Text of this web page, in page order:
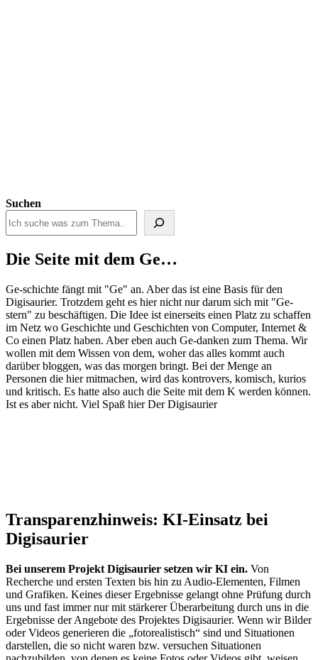
Suchen
Die Seite mit dem Ge…
Ge-schichte fängt mit "Ge" an. Aber das ist eine Basis für den
Digisaurier. Trotzdem geht es hier nicht nur darum sich mit "Ge-
stern" zu beschäftigen. Die Idee ist einerseits einen Platz zu schaffen
im Netz wo Geschichte und Geschichten von Computer, Internet &
Co einen Platz haben. Aber eben auch Ge-danken zum Thema. Wir
wollen mit dem Wissen von dem, woher das alles kommt auch
darüber bloggen, was das morgen bringt. Bei der Menge an
Personen die hier mitmachen, wird das kontrovers, komisch, kurios
und kritisch. Es hatte also auch die Seite mit dem K werden können.
Ist es aber nicht. Viel Spaß hier Der Digisaurier
Transparenzhinweis: KI-Einsatz bei
Digisaurier
Bei unserem Projekt Digisaurier setzen wir KI ein. Von
Recherche und ersten Texten bis hin zu Audio-Elementen, Filmen
und Grafiken. Keines dieser Ergebnisse gelangt ohne Prüfung durch
uns und fast immer nur mit stärkerer Überarbeitung durch uns in die
Ergebnisse der Angebote des Projektes Digisaurier. Wenn wir Bilder
oder Videos generieren die „fotorealistisch“ sind und Situationen
darstellen, die so nicht waren bzw. versuchen Situationen